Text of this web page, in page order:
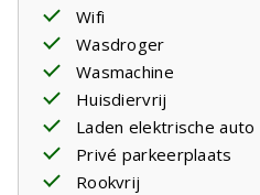
van april tot de vierde week
verwarmbaar. U kunt dit evt.
uw boeking doorgeven.
oplaadpunt omelektrische
dat het geval is kunt u dit als
Het betreft een standaard
andere stopcontacten in het
Wifi
Wasdroger
Wasmachine
Huisdiervrij
Laden elektrische auto
Privé parkeerplaats
Rookvrij